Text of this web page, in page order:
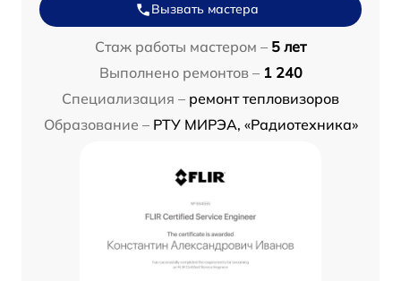
Вызвать мастера
Стаж работы мастером – 5 лет
Выполнено ремонтов – 1 240
Специализация – ремонт тепловизоров
Образование – РТУ МИРЭА, «Радиотехника»